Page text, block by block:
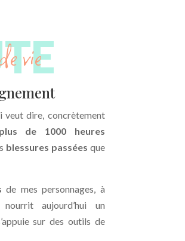
vie
veut dire, concrètement
plus de 1000 heures
blessures passées que
de mes personnages, à
aujourd’hui un
sur des outils de